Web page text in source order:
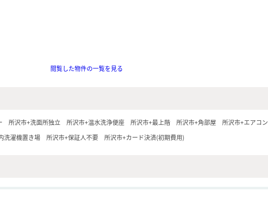
閲覧した物件の一覧を見る
所沢市+洗面所独立 所沢市+温水洗浄便座 所沢市+最上階 所沢市+角部屋
所沢市+エアコン
洗濯機置き場 所沢市+保証人不要 所沢市+カード決済(初期費用)